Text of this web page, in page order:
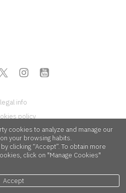
legal info
policy
cookies to analyze and manage our
your browsing habits.
clicking “Accept”. To obtain more
click on "Manage Cookies"
Accept